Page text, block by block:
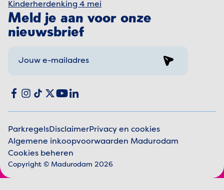
Kinderherdenking 4 mei
Meld je aan voor onze
nieuwsbrief
Social media
Facebook
Instagram
TikTok
X YouTube
LinkedIn
Juridische informatie
ParkregelsDisclaimerPrivacy en cookies
Algemene inkoopvoorwaarden Madurodam
Cookies beheren
Copyright © Madurodam 2026